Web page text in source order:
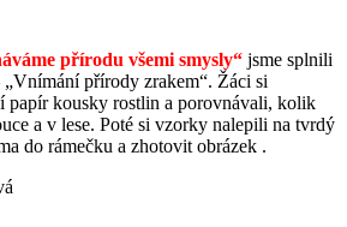
přírodu všemi smysly“ jsme splnili
přírody zrakem“. Žáci si
papír kousky rostlin a porovnávali, kolik
a v lese. Poté si vzorky nalepili na tvrdý
do rámečku a zhotovit obrázek .